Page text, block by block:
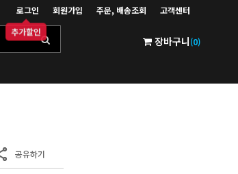
추가할인
로그인 회원가입 주문, 배송조회 고객센터
장바구니(0)